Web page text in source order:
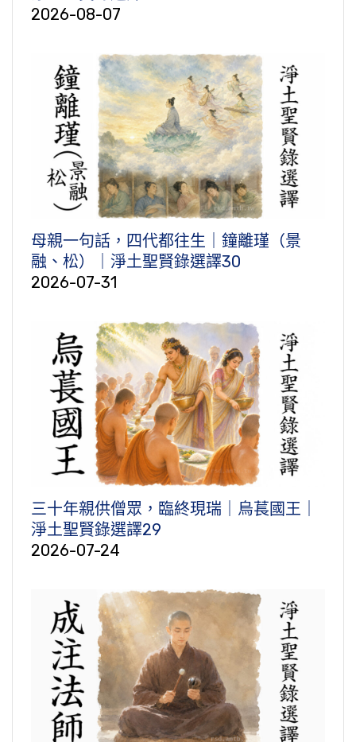
2026-08-07
母親一句話，四代都往生｜鐘離瑾（景
融、松）｜淨土聖賢錄選譯30
2026-07-31
三十年親供僧眾，臨終現瑞｜烏萇國王｜
淨土聖賢錄選譯29
2026-07-24